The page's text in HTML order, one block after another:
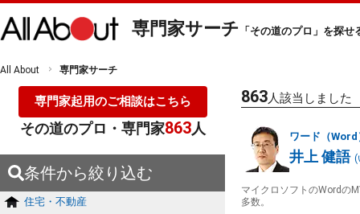
専門家サーチ 「その道のプロ」を探せ
All About 専門家サーチ
専門家起用のご相談はこちら
その道のプロ・専門家863人
条件から絞り込む
住宅・不動産
863人該当しました
ワード（
井上 健語 (
マイクロソフトのWordの
多数。